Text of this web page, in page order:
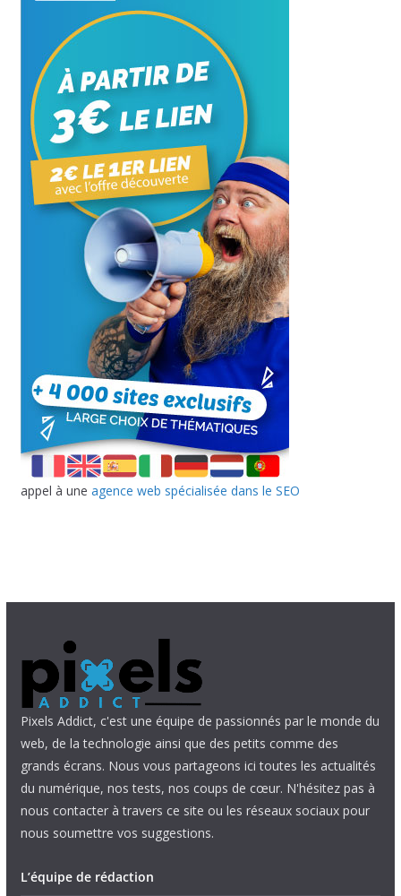
appel à une agence web spécialisée dans le SEO
Pixels Addict, c'est une équipe de passionnés par le monde du
web, de la technologie ainsi que des petits comme des
grands écrans. Nous vous partageons ici toutes les actualités
du numérique, nos tests, nos coups de cœur. N'hésitez pas à
nous contacter à travers ce site ou les réseaux sociaux pour
nous soumettre vos suggestions.
L’équipe de rédaction